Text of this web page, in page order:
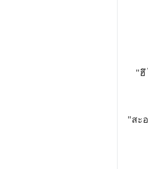
"ฮึ
"สะ